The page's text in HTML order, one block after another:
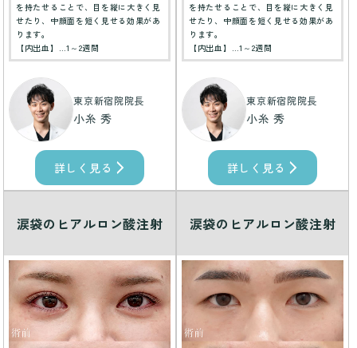
を持たせることで、目を縦に大きく見
せたり、中顔面を短く見せる効果があ
ります。
【内出血】…1～2週間
東京新宿院院長
小糸 秀
詳しく見る
を持たせることで、目を縦に大きく見
せたり、中顔面を短く見せる効果があ
ります。
【内出血】…1～2週間
東京新宿院院長
小糸 秀
詳しく見る
涙袋のヒアルロン酸注射 涙袋のヒアルロン酸注射